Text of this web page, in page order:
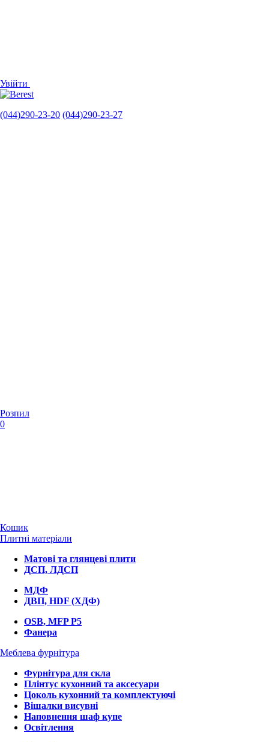
Увійти
(044)290-23-20 (044)290-23-27
Розпил
0
Кошик
Плитні матеріали
Матові та глянцеві плити
ДСП, ЛДСП
МДФ
ДВП, HDF (ХДФ)
OSB, MFP P5
Фанера
Меблева фурнітура
Фурнітура для скла
Плінтус кухонний та аксесуари
Цоколь кухонний та комплектуючі
Вішалки висувні
Наповнення шаф купе
Освітлення